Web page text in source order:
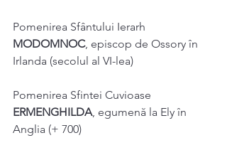
Pomenirea Sfântului Ierarh
MODOMNOC, episcop de Ossory în
Irlanda (secolul al VI-lea)
Pomenirea Sfintei Cuvioase
ERMENGHILDA, egumenă la Ely în
Anglia (+ 700)